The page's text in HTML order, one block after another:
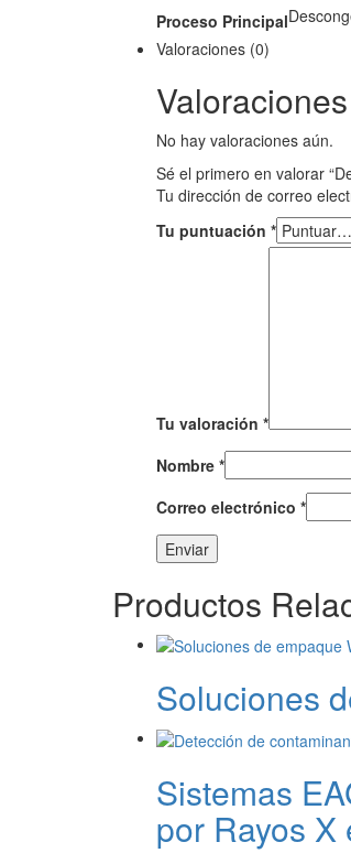
Proceso Principal
Valoraciones (0)
Valoraciones
No hay valoraciones aún.
Sé el primero en valorar
Tu dirección de correo
Tu puntuación *
Tu valoración *
Nombre *
Correo electrónico *
Productos
Soluciones
Sistemas
por Rayos